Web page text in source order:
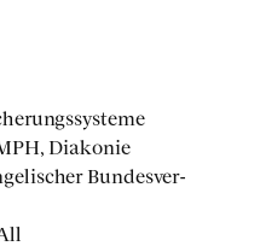
Dia­ko­nie
Bun­des­ver­